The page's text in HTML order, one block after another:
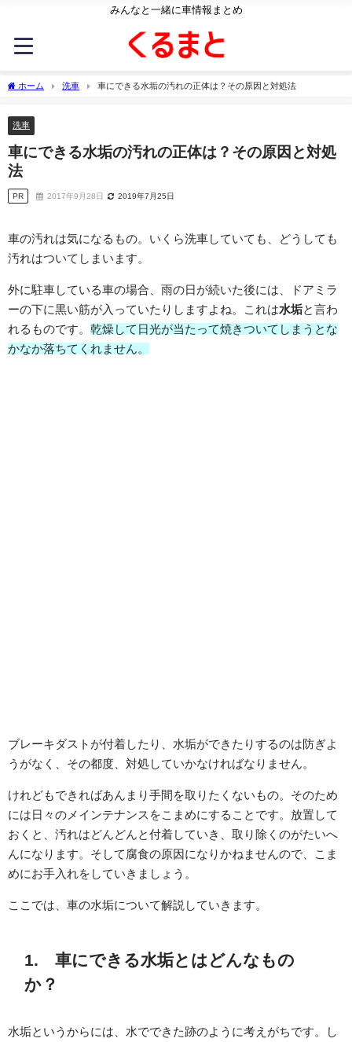
みんなと一緒に車情報まとめ
ホーム 洗車 車にできる水垢の汚れの正体は？その原因と対処法
洗車
車にできる水垢の汚れの正体は？その原因と対処
法
PR 2017年9月28日 2019年7月25日
車の汚れは気になるもの。いくら洗車していても、どうしても
汚れはついてしまいます。
外に駐車している車の場合、雨の日が続いた後には、ドアミラ
ーの下に黒い筋が入っていたりしますよね。これは水垢と言わ
れるものです。 乾燥して日光が当たって焼きついてしまうとな
かなか落ちてくれません。
ブレーキダストが付着したり、水垢ができたりするのは防ぎよ
うがなく、その都度、対処していかなければなりません。
けれどもできればあんまり手間を取りたくないもの。そのため
には日々のメインテナンスをこまめにすることです。放置して
おくと、汚れはどんどんと付着していき、取り除くのがたいへ
んになります。そして腐食の原因になりかねませんので、こま
めにお手入れをしていきましょう。
ここでは、車の水垢について解説していきます。
1. 車にできる水垢とはどんなもの
か？
水垢というからには、水でできた跡のように考えがちです。し